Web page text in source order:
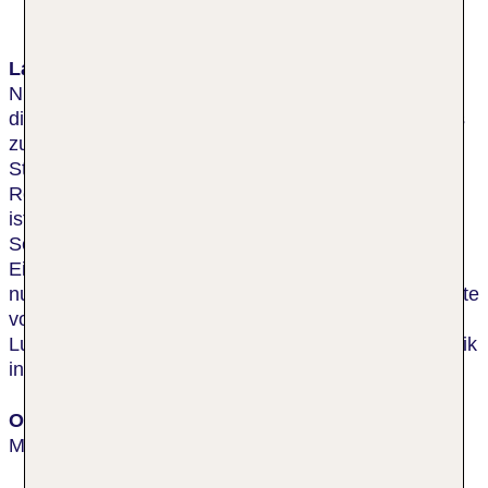
Lage & Umgebung
Nur einen Steinwurf vom Hotel entfernt befindet sich
die Zufahrt zu den Autobahnen A656, A5 und A6. Bis
zur SAP-Arena sind es etwa 10 min mit der
Straßenbahn, während das Congress Center
Rosengarten in der gleichen Zeit zu Fuß erreichbar
ist. Auch die Innenstadt mit ihren zahlreichen
Sehenswürdigkeiten und der attraktiven
Einkaufsmeile Planken ist vom Park Inn Mannheim
nur wenige Gehminuten entfernt. Nur ein paar Schritte
von dem Hotel befinden sich das Planetarium, der
Luisenpark und eines der größten Museen für Technik
in Deutschland.
Ort
Mannheim